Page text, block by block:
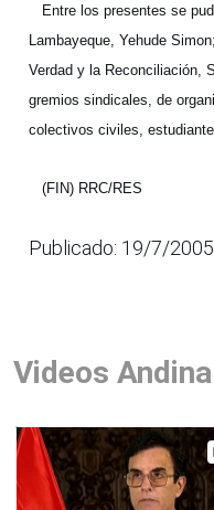
Entre los presentes se
Lambayeque, Yehude
Verdad y la Reconciliación,
gremios sindicales, de
colectivos civiles,
(FIN) RRC/RES
Publicado: 19/7/2005
Videos Andina